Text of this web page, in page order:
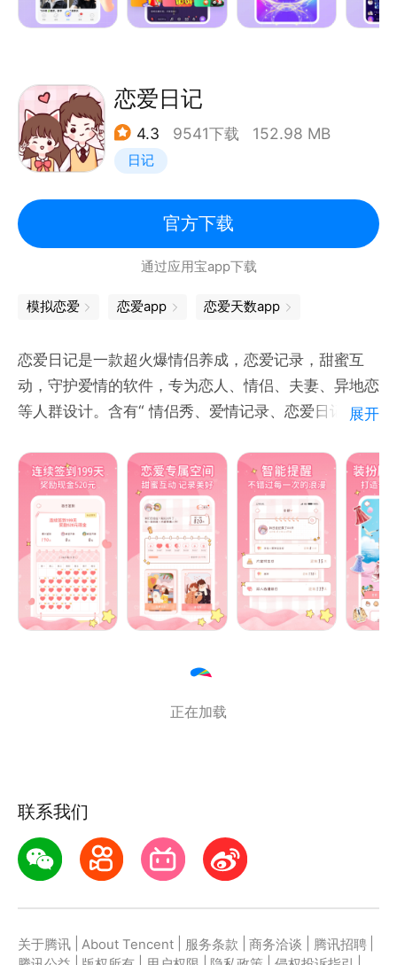
【壕礼不断】拿到手软的福利红包，彰显身份的装备等
语音连麦桌游，一键在线匹配陪玩搭子，拒绝无聊，上
演你的欢乐场，遇见你的挚爱！
【家族娱乐】喜欢温情满满的氛围？独霸大厅展现自
己，家族上阵和你一起娱乐八卦，鱼声音好听的TA来
【生活分享】点赞、吐槽、心灵悄悄话、在动态广场，
分享你的精彩。在陌生人海中探探你的灵魂cp，找到
与你心灵契合的TA！
【任性嗨聊】新潮表情，互撩互聊，随时随地开聊，好
包，再任性也没问题！
恋爱日记
4.3 9541下载 152.98 MB
日记
官方下载
通过应用宝app下载
模拟恋爱 恋爱app 恋爱天数app
恋爱日记是一款超火爆情侣养成，恋爱记录，甜蜜互
动，守护爱情的软件，专为恋人、情侣、夫妻、异地恋
等人群设计。含有“ 情侣秀、爱情记录、恋爱日记、位
正的情侣二人专属私密空间～
—特色功能—
恋爱清单：恋人清单，许下愿望，两人一起去实现；
纪念日：你和他的生日、恋爱纪念日，第一次约会、旅
行记录提醒；
恋爱记录：用图片和文字共同记录每一天的恋爱时光；
展开
正在加载
联系我们
关于腾讯 About Tencent 服务条款 商务洽谈 腾讯招聘